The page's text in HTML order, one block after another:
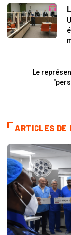
Le
ARTICLES DE